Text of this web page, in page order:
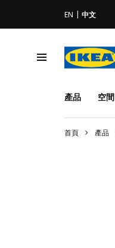
EN 中文
產品 空間
首頁 產品